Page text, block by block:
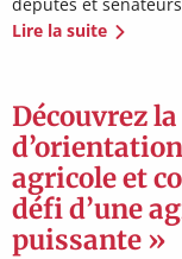
Lire la suite
Découvrez
agricole et
défi d’une
puissante »